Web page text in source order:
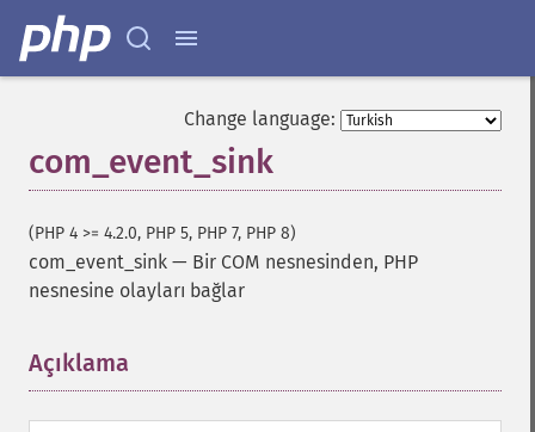
Change language:
com_event_sink
(PHP 4 >= 4.2.0, PHP 5, PHP 7, PHP 8)
com_event_sink — Bir COM nesnesinden, PHP
nesnesine olayları bağlar
Açıklama